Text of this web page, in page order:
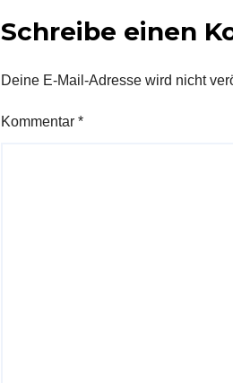
Schreibe einen
Deine E-Mail-Adresse wird nicht
Kommentar *